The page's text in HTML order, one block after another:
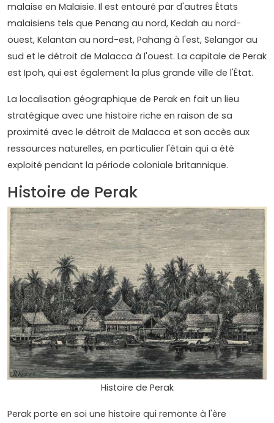
malaise en Malaisie. Il est entouré par d'autres États
malaisiens tels que Penang au nord, Kedah au nord-
ouest, Kelantan au nord-est, Pahang à l'est, Selangor au
sud et le détroit de Malacca à l'ouest. La capitale de Perak
est Ipoh, qui est également la plus grande ville de l'État.
La localisation géographique de Perak en fait un lieu
stratégique avec une histoire riche en raison de sa
proximité avec le détroit de Malacca et son accès aux
ressources naturelles, en particulier l'étain qui a été
exploité pendant la période coloniale britannique.
Histoire de Perak
Histoire de Perak
Perak porte en soi une histoire qui remonte à l'ère